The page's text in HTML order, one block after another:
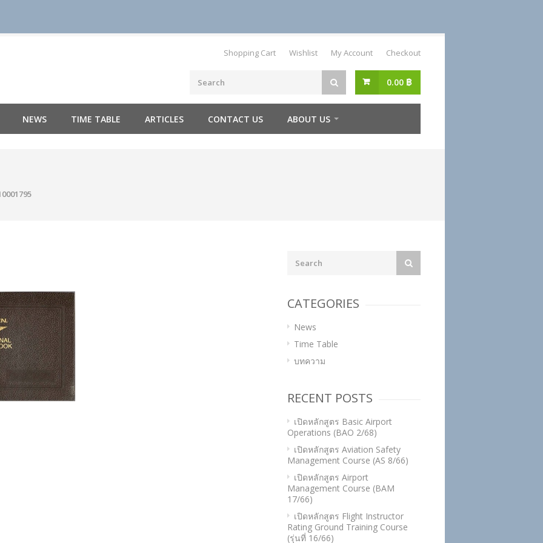
Shopping Cart Wishlist My Account Checkout
0.00 ฿
NEWS TIME TABLE ARTICLES CONTACT US ABOUT US
CATEGORIES
News
Time Table
บทความ
RECENT POSTS
เปิดหลักสูตร Basic Airport
Operations (BAO 2/68)
เปิดหลักสูตร Aviation Safety
Management Course (AS 8/66)
เปิดหลักสูตร Airport
Management Course (BAM
17/66)
เปิดหลักสูตร Flight Instructor
Rating Ground Training Course
(รุ่นที่ 16/66)